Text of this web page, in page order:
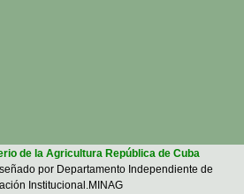
de la Agricultura República de Cuba
por Departamento Independiente de
Institucional.MINAG